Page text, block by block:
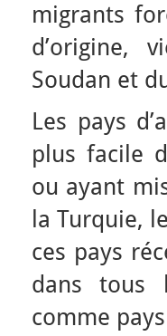
migrants
d’origine,
Soudan et
Les pays
plus facile
ou ayant
la Turquie,
ces pays
dans tous
comme